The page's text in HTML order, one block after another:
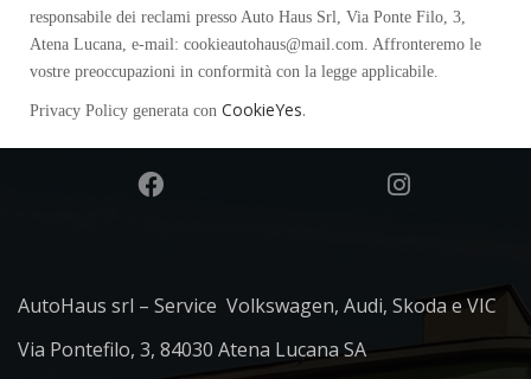
responsabile dei reclami presso Auto Haus Srl, Via Ponte Filo, 3,
Atena Lucana, e-mail: cookieautohaus@mail.com. Affronteremo le
vostre preoccupazioni in conformità con la legge applicabile.
Privacy Policy generata con CookieYes.
AutoHaus srl – Service Volkswagen, Audi, Skoda e VIC
Via Pontefilo, 3, 84030 Atena Lucana SA